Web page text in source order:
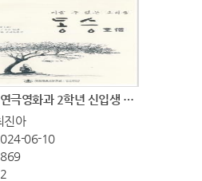
2024 연극영화과 2학년 신입생 환영공연 <동...
진아
06-10